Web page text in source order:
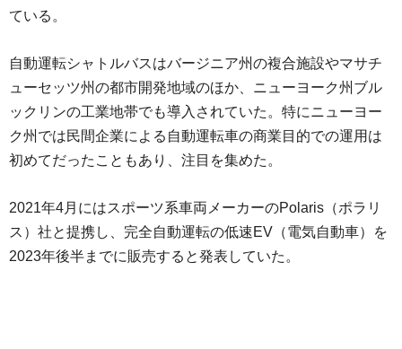
ている。
自動運転シャトルバスはバージニア州の複合施設やマサチ
ューセッツ州の都市開発地域のほか、ニューヨーク州ブル
ックリンの工業地帯でも導入されていた。特にニューヨー
ク州では民間企業による自動運転車の商業目的での運用は
初めてだったこともあり、注目を集めた。
2021年4月にはスポーツ系車両メーカーのPolaris（ポラリ
ス）社と提携し、完全自動運転の低速EV（電気自動車）を
2023年後半までに販売すると発表していた。